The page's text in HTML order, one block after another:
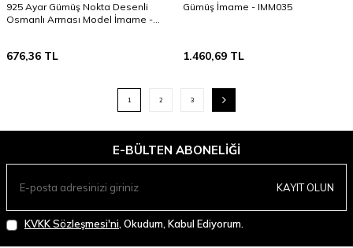
925 Ayar Gümüş Nokta Desenli
Osmanlı Arması Model İmame -
676,36 TL
Gümüş İmame - IMM035
1.460,69 TL
1 2 3
E-BÜLTEN ABONELIĞI
KAYIT OLUN
KVKK Sözleşmesi'ni , Okudum, Kabul Ediyorum.